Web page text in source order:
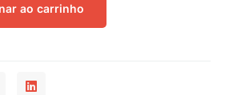
ao carrinho